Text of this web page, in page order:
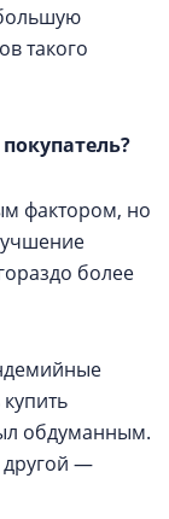
такого
фактором, но
более
обдуманным.
другой —